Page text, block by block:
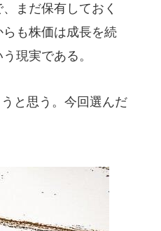
まだ保有しておく
も株価は成長を続
現実である。
と思う。今回選んだ